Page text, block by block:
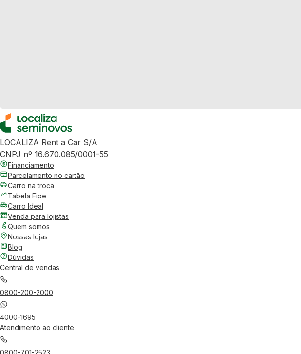
LOCALIZA Rent a Car S/A
CNPJ nº 16.670.085/0001-55
Financiamento
Parcelamento no cartão
Carro na troca
Tabela Fipe
Carro Ideal
Venda para lojistas
Quem somos
Nossas lojas
Blog
Dúvidas
Central de vendas
0800-200-2000
4000-1695
Atendimento ao cliente
0800-701-2523